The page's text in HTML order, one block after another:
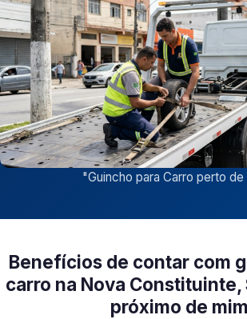
"Guincho para Carro perto de
Benefícios de contar com
carro na Nova Constituinte,
próximo de mim